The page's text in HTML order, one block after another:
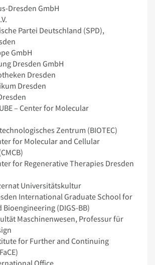
Dresden GmbH
Partei Deutschland (SPD),
GmbH
Dresden GmbH
Dresden
Dresden
– Center for Molecular
Zentrum (BIOTEC)
for Molecular and Cellular
for Regenerative Therapies Dresden
Universitätskultur
International Graduate School for
(DIGS-BB)
Maschinenwesen, Professur für
for Further and Continuing